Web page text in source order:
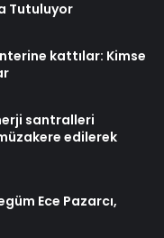
Tutuluyor
kattılar: Kimse
santralleri
edilerek
Ece Pazarcı,